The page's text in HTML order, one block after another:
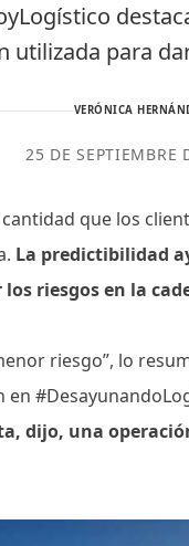
utilizada para
VERÓNICA
25 DE SEPTIEMBRE
que los
La predictibilidad
riesgos en la
riesgo”, lo
dijo, una